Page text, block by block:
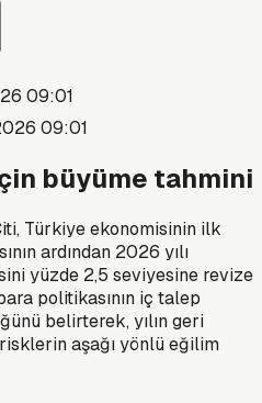
09:01
09:01
büyüme tahmini
Türkiye ekonomisinin ilk
ardından 2026 yılı
yüzde 2,5 seviyesine revize
politikasının iç talep
belirterek, yılın geri
aşağı yönlü eğilim